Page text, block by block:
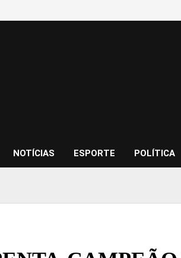
NOTÍCIAS ESPORTE POLÍTICA